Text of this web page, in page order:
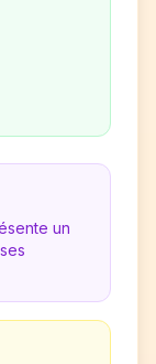
un